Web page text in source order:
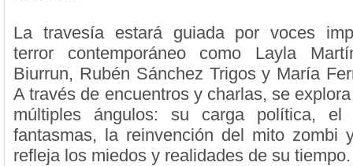
La travesía estará guiada por voces
terror contemporáneo como Layla
Biurrun, Rubén Sánchez Trigos y María
A través de encuentros y charlas, se
múltiples ángulos: su carga política,
fantasmas, la reinvención del mito zombi
refleja los miedos y realidades de su tiempo.